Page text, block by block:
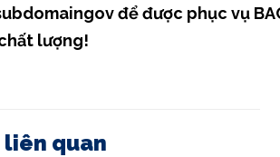
để được phục vụ
lượng!
liên quan